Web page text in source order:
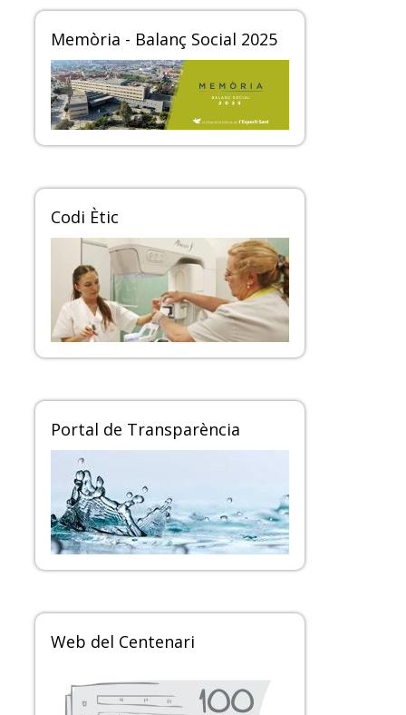
Memòria - Balanç Social 2025
Codi Ètic
Portal de Transparència
Web del Centenari